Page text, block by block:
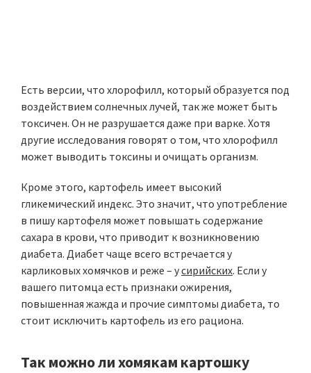
Есть версии, что хлорофилл, который образуется под
воздействием солнечных лучей, так же может быть
токсичен. Он не разрушается даже при варке. Хотя
другие исследования говорят о том, что хлорофилл
может выводить токсины и очищать организм.
Кроме этого, картофель имеет высокий
гликемический индекс. Это значит, что употребление
в пишу картофеля может повышать содержание
сахара в крови, что приводит к возникновению
диабета. Диабет чаще всего встречается у
карликовых хомячков и реже – усирийских. Если у
вашего питомца есть признаки ожирения,
повышенная жажда и прочие симптомы диабета, то
стоит исключить картофель из его рациона.
Так можно ли хомякам картошку